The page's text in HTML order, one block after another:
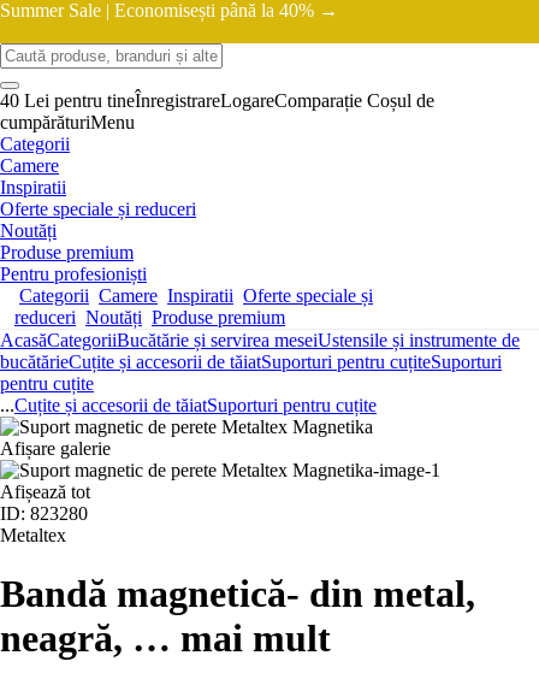
Summer Sale | Economisești până la 40% →
40 Lei pentru tineÎnregistrareLogareComparație Coșul de
cumpărăturiMenu
Categorii
Camere
Inspiratii
Oferte speciale și reduceri
Noutăți
Produse premium
Pentru profesioniști
Categorii Camere Inspiratii Oferte speciale și
reduceri Noutăți Produse premium
AcasăCategoriiBucătărie și servirea meseiUstensile și instrumente de
bucătărieCuțite și accesorii de tăiatSuporturi pentru cuțiteSuporturi
pentru cuțite
...Cuțite și accesorii de tăiatSuporturi pentru cuțite
Afișare galerie
Afișează tot
ID: 823280
Metaltex
Bandă magnetică- din metal,
neagră, … mai mult